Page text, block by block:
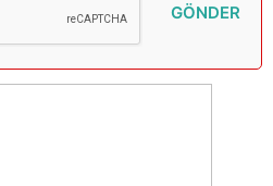
GÖNDER